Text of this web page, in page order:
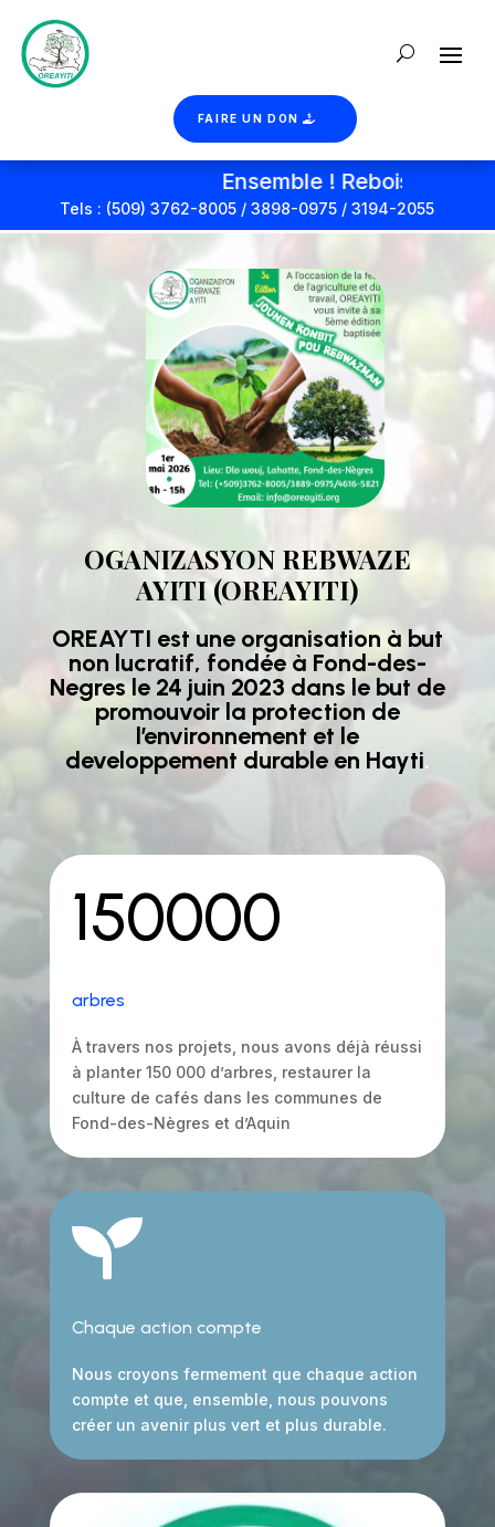
FAIRE UN DON
Ensemble ! Reboisons Haiti
Tels : (509) 3762-8005 / 3898-0975 / 3194-2055
OGANIZASYON REBWAZE
AYITI (OREAYITI)
OREAYTI est une organisation à but
non lucratif, fondée à Fond-des-
Negres le 24 juin 2023 dans le but de
promouvoir la protection de
l’environnement et le
developpement durable en Hayti.
150000
arbres
À travers nos projets, nous avons déjà réussi
à planter 150 000 d’arbres, restaurer la
culture de cafés dans les communes de
Fond-des-Nègres et d’Aquin

Chaque action compte
Nous croyons fermement que chaque action
compte et que, ensemble, nous pouvons
créer un avenir plus vert et plus durable.